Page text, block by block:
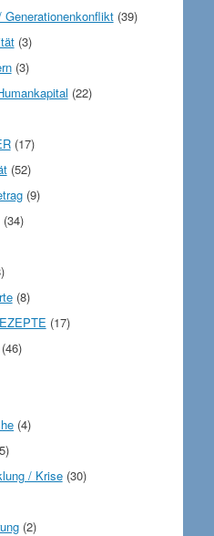
(39)
(3)
(3)
(22)
(17)
(52)
(9)
(34)
(8)
(17)
(4)
/ Krise(30)
(2)